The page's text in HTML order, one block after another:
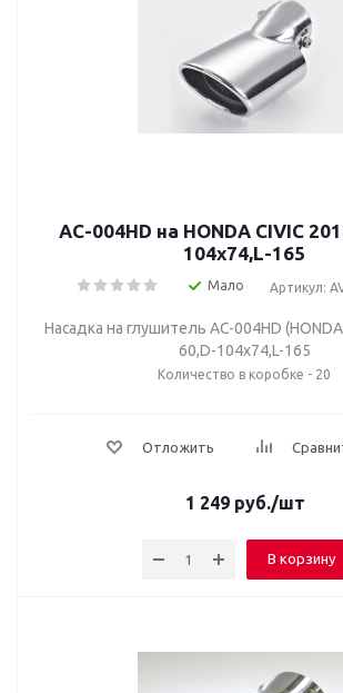
AC-004HD на HONDA CIVIC
104x74,L-165
Мало Артикул:
Насадка на глушитель AC-004HD (HONDA
60,D-104x74,L-165
Количество в коробке - 20
Отложить
1 249руб./шт
В корзину